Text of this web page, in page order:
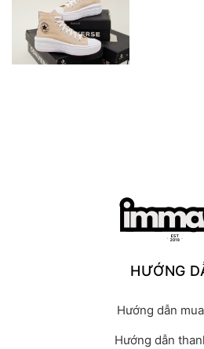
HƯỚNG
Hướng dẫn
Hướng dẫn